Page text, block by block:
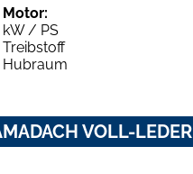
Motor:
kW / PS
Treibstoff
Hubraum
VOLL-LEDER